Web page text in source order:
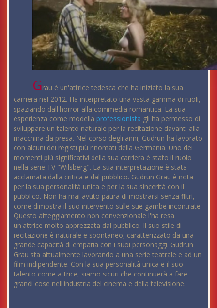
Grau è un'attrice tedesca che ha iniziato la sua
carriera nel 2012. Ha interpretato una vasta gamma di ruoli,
spaziando dall'horror alla commedia romantica. La sua
esperienza come modella professionista gli ha permesso di
sviluppare un talento naturale per la recitazione davanti alla
macchina da presa. Nel corso degli anni, Gudrun ha lavorato
con alcuni dei registi più rinomati della Germania. Uno dei
momenti più significativi della sua carriera è stato il ruolo
nella serie TV "Wilsberg". La sua interpretazione è stata
acclamata dalla critica e dal pubblico. Gudrun Grau è nota
per la sua personalità unica e per la sua sincerità con il
pubblico. Non ha mai avuto paura di mostrarsi senza filtri,
come dimostra il suo intervento sulle sue gambe incontrate.
Questo atteggiamento non convenzionale l'ha resa
un'attrice molto apprezzata dal pubblico. Il suo stile di
recitazione è naturale e spontaneo, caratterizzato da una
grande capacità di empatia con i suoi personaggi. Gudrun
Grau sta attualmente lavorando a una serie teatrale e ad un
film indipendente. Con la sua personalità unica e il suo
talento come attrice, siamo sicuri che continuerà a fare
grandi cose nell'industria del cinema e della televisione.